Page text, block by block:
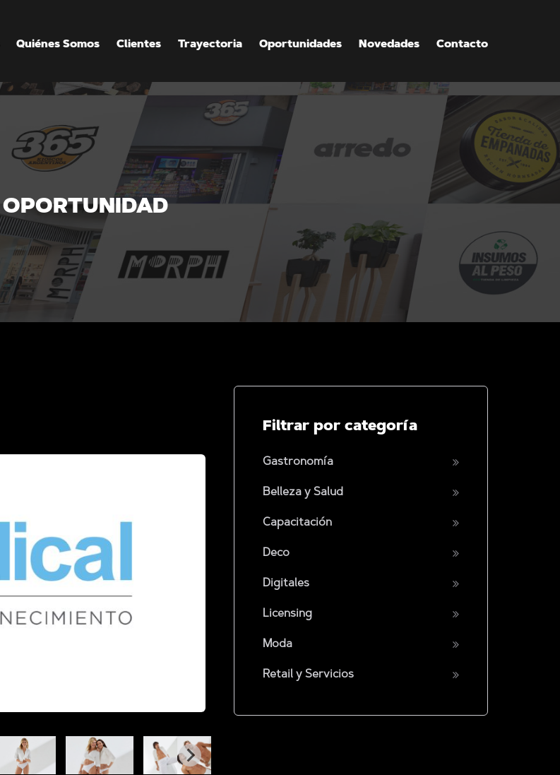
Quiénes Somos Clientes Trayectoria Oportunidades Novedades Contacto
OPORTUNIDAD
Filtrar por categoría
Gastronomía
Belleza y Salud
Capacitación
Deco
Digitales
Licensing
Moda
Retail y Servicios